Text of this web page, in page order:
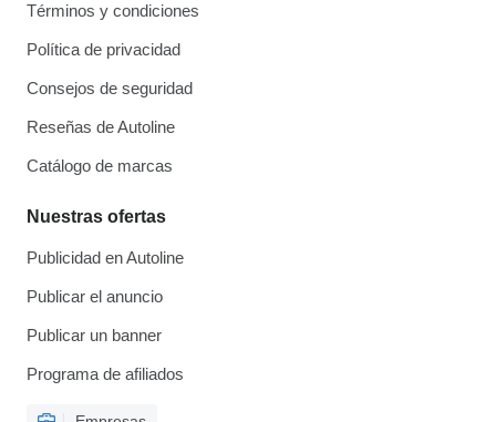
Términos y condiciones
Política de privacidad
Consejos de seguridad
Reseñas de Autoline
Catálogo de marcas
Nuestras ofertas
Publicidad en Autoline
Publicar el anuncio
Publicar un banner
Programa de afiliados